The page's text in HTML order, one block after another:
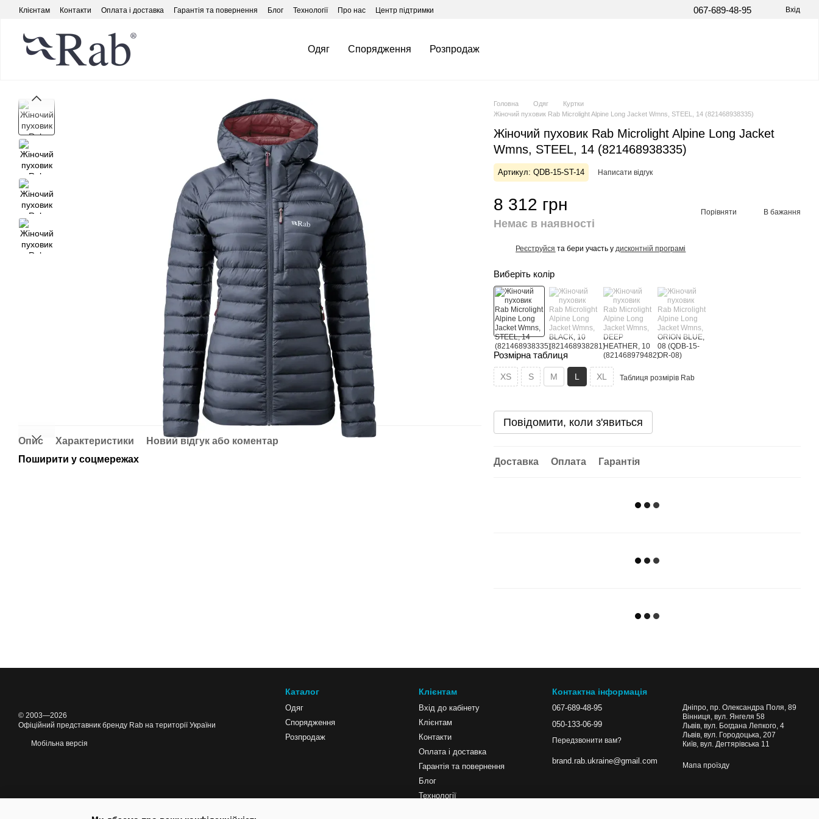
Перейти до основного контенту
Клієнтам Контакти Оплата і доставка Гарантія та повернення Блог Технології Про нас Центр підтримки 067-689-48-95 Вхід
Одяг Спорядження Розпродаж
Опис Характеристики
Новий відгук або коментар
Поширити у соцмережах
Головна Одяг
Куртки
Жіночий пуховик Rab Microlight Alpine Long Jacket Wmns, STEEL, 14 (821468938335)
Жіночий пуховик Rab Microlight Alpine Long Jacket
Wmns, STEEL, 14 (821468938335)
Артикул: QDB-15-ST-14 Написати відгук
8 312 грн
Немає в наявності
Порівняти В бажання
Реєструйся та бери участь у дисконтній програмі
Виберіть колір
Розмірна таблиця
XS S M L XL Таблиця розмірів Rab
Повідомити, коли з'явиться
Доставка Оплата Гарантія
© 2003—2026
Офіційний представник бренду Rab на території України
Мобільна версія
Каталог
Одяг
Спорядження
Розпродаж
Клієнтам
Вхід до кабінету
Клієнтам
Контакти
Оплата і доставка
Гарантія та повернення
Блог
Технології
Контактна інформація
067-689-48-95
050-133-06-99
Передзвонити вам?
brand.rab.ukraine@gmail.com
Дніпро, пр. Олександра Поля, 89
Вінниця, вул. Янгеля 58
Львів, вул. Богдана Лепкого, 4
Львів, вул. Городоцька, 207
Київ, вул. Дегтярівська 11
Мапа проїзду